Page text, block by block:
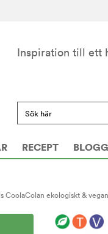
Inspiration till ett
RECEPT BLOGG
CoolaColan ekologiskt &